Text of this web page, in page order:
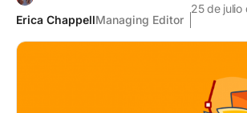
Erica ChappellManaging Editor
25 de